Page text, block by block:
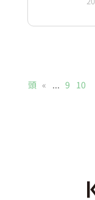
頭 « ... 9 10